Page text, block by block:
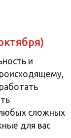
и
сложных
для вас